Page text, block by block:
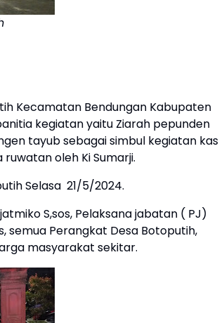
Kecamatan Bendungan Kabupaten
kegiatan yaitu Ziarah pepunden
tayub sebagai simbul kegiatan kas
oleh Ki Sumarji.
Selasa 21/5/2024.
S,sos, Pelaksana jabatan ( PJ)
semua Perangkat Desa Botoputih,
masyarakat sekitar.